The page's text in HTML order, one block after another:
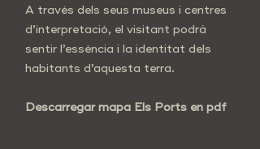
A través dels seus museus i centres
d’interpretació, el visitant podrà
sentir l’essència i la identitat dels
habitants d’aquesta terra.
Descarregar mapa Els Ports en pdf